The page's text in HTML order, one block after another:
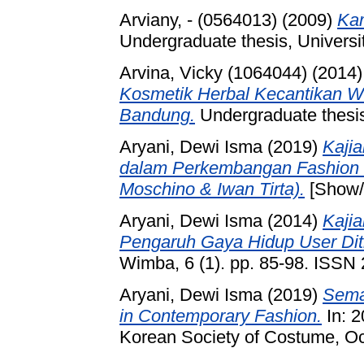
Arviany, - (0564013) (2009)
Undergraduate thesis,
Arvina, Vicky (1064044)
Kosmetik Herbal Kecantikan
Bandung. Undergraduate
Aryani, Dewi Isma(2019)
dalam Perkembangan
Moschino & Iwan Tirta).
Aryani, Dewi Isma (2014)
Pengaruh Gaya Hidup User
Wimba, 6 (1). pp. 85-98. ISSN
Aryani, Dewi Isma (2019)
in Contemporary Fashion. In:
Korean Society of Costume,